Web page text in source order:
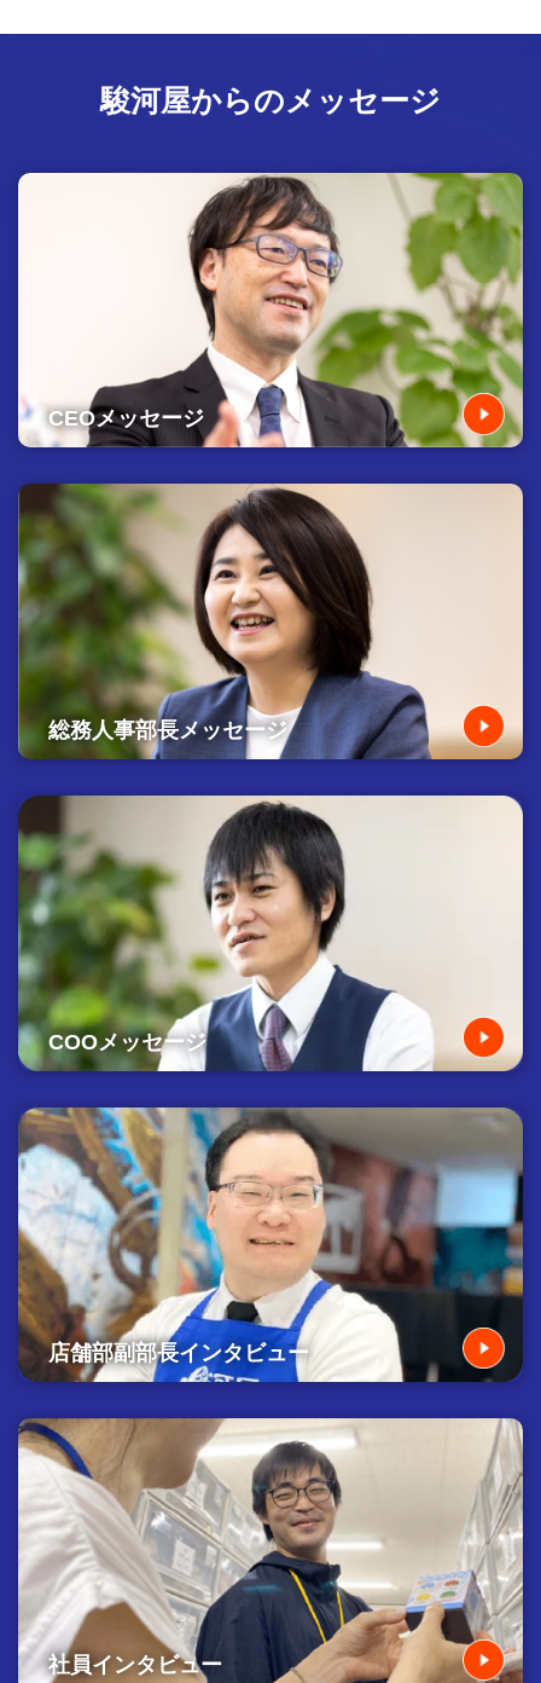
駿河屋からのメッセージ
CEOメッセージ
総務人事部長メッセージ
COOメッセージ
店舗部副部長インタビュー
社員インタビュー